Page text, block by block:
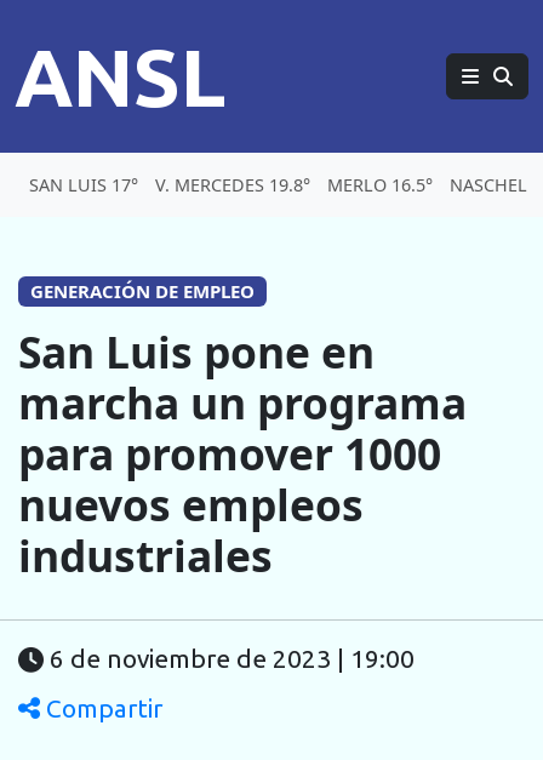
ANSL
SAN LUIS 17° V. MERCEDES 19.8° MERLO 16.5° NASCHEL
GENERACIÓN DE EMPLEO
San Luis pone en
marcha un programa
para promover 1000
nuevos empleos
industriales
6 de noviembre de 2023 | 19:00
Compartir